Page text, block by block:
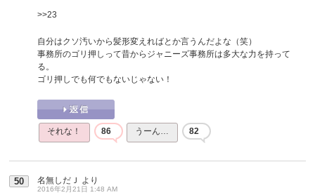
>>23
自分はクソ汚いから髪形変えればとか言うんだよな（笑）
事務所のゴリ押しって昔からジャニーズ事務所は多大な力を持って
る。
ゴリ押しでも何でもないじゃない！
それな！ 86 うーん… 82
50 名無しだＪ より
2016年2月21日 1:48 AM